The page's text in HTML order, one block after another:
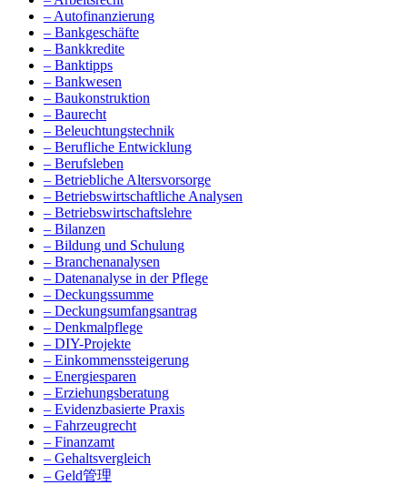
– Autofinanzierung
– Bankgeschäfte
– Bankkredite
– Banktipps
– Bankwesen
– Baukonstruktion
– Baurecht
– Beleuchtungstechnik
– Berufliche Entwicklung
– Berufsleben
– Betriebliche Altersvorsorge
– Betriebswirtschaftliche Analysen
– Betriebswirtschaftslehre
– Bilanzen
– Bildung und Schulung
– Branchenanalysen
– Datenanalyse in der Pflege
– Deckungssumme
– Deckungsumfangsantrag
– Denkmalpflege
– DIY-Projekte
– Einkommenssteigerung
– Energiesparen
– Erziehungsberatung
– Evidenzbasierte Praxis
– Fahrzeugrecht
– Finanzamt
– Gehaltsvergleich
– Geld管理